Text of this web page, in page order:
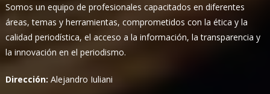
Somos un equipo de profesionales capacitados en diferentes
áreas, temas y herramientas, comprometidos con la ética y la
calidad periodística, el acceso a la información, la transparencia y
la innovación en el periodismo.
Dirección:Alejandro Iuliani